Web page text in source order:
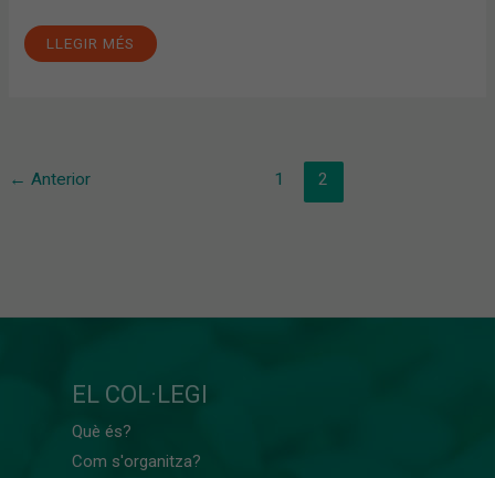
LLEGIR MÉS
← Anterior 1 2
EL COL·LEGI
Què és?
Com s'organitza?